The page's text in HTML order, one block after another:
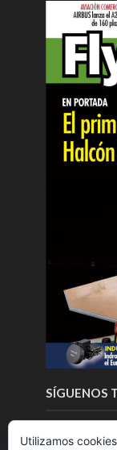
SÍGUENOS
Utilizamos